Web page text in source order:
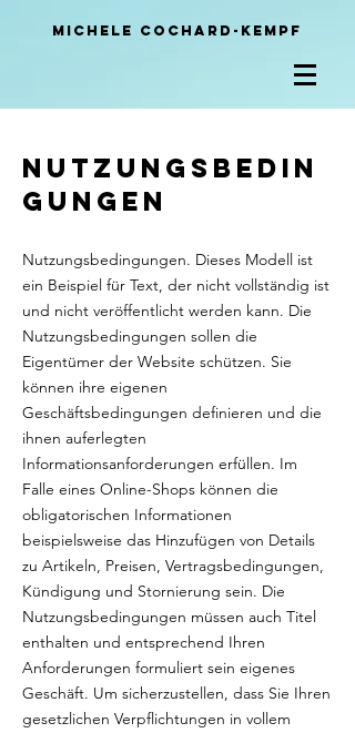
Michele Cochard-Kempf
Nutzungsbedin
gungen
Nutzungsbedingungen. Dieses Modell ist
ein Beispiel für Text, der nicht vollständig ist
und nicht veröffentlicht werden kann. Die
Nutzungsbedingungen sollen die
Eigentümer der Website schützen. Sie
können ihre eigenen
Geschäftsbedingungen definieren und die
ihnen auferlegten
Informationsanforderungen erfüllen. Im
Falle eines Online-Shops können die
obligatorischen Informationen
beispielsweise das Hinzufügen von Details
zu Artikeln, Preisen, Vertragsbedingungen,
Kündigung und Stornierung sein. Die
Nutzungsbedingungen müssen auch Titel
enthalten und entsprechend Ihren
Anforderungen formuliert sein eigenes
Geschäft. Um sicherzustellen, dass Sie Ihren
gesetzlichen Verpflichtungen in vollem